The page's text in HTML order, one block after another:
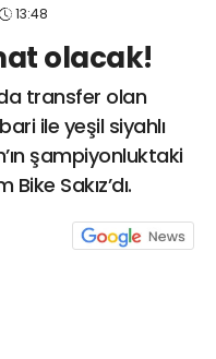
13:48
olacak!
transfer olan
ile yeşil siyahlı
şampiyonluktaki
Sakız’dı.